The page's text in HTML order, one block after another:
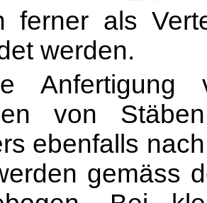
ferner als
werden.
Anfertigung
von
ebenfalls
gemäss